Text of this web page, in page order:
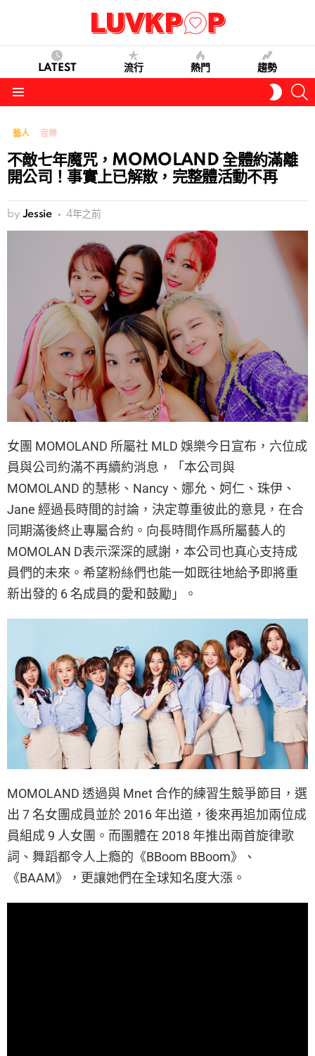
LATEST 流行 熱門 趨勢
SKIN
藝人 音樂
不敵七年魔咒，MOMOLAND 全體約滿離
開公司！事實上已解散，完整體活動不再
by Jessie 4年之前
女團 MOMOLAND 所屬社 MLD 娛樂今日宣布，六位成
員與公司約滿不再續約消息，「本公司與
MOMOLAND 的慧彬、Nancy、娜允、妸仁、珠伊、
Jane 經過長時間的討論，決定尊重彼此的意見，在合
同期滿後終止專屬合約。向長時間作爲所屬藝人的
MOMOLAN D表示深深的感謝，本公司也真心支持成
員們的未來。希望粉絲們也能一如既往地給予即將重
新出發的 6 名成員的愛和鼓勵」。
MOMOLAND 透過與 Mnet 合作的練習生競爭節目，選
出 7 名女團成員並於 2016 年出道，後來再追加兩位成
員組成 9 人女團。而團體在 2018 年推出兩首旋律歌
詞、舞蹈都令人上瘾的《BBoom BBoom》、
《BAAM》，更讓她們在全球知名度大漲。